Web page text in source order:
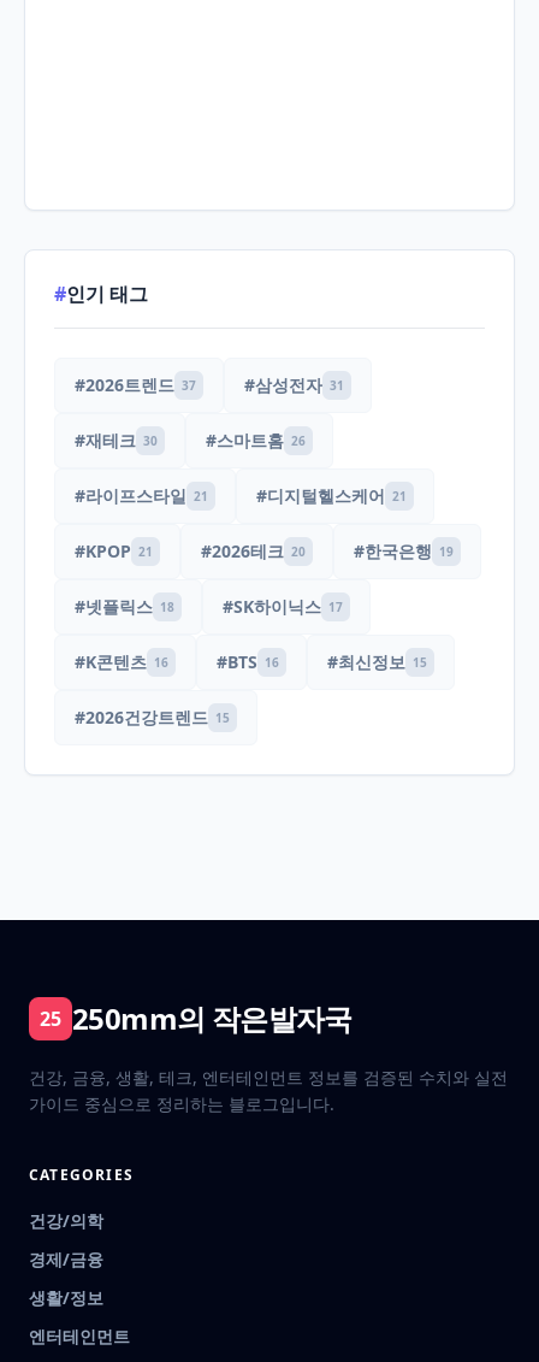
#인기 태그
#2026트렌드 37 #삼성전자 31
#재테크 30 #스마트홈 26
#라이프스타일 21 #디지털헬스케어 21
#KPOP 21 #2026테크 20 #한국은행 19
#넷플릭스 18 #SK하이닉스 17
#K콘텐츠 16 #BTS 16 #최신정보 15
#2026건강트렌드 15
25 250mm의 작은발자국
건강, 금융, 생활, 테크, 엔터테인먼트 정보를 검증된 수치와 실전
가이드 중심으로 정리하는 블로그입니다.
CATEGORIES
건강/의학
경제/금융
생활/정보
엔터테인먼트